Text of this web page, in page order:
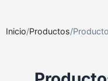
Inicio/Productos/Producto